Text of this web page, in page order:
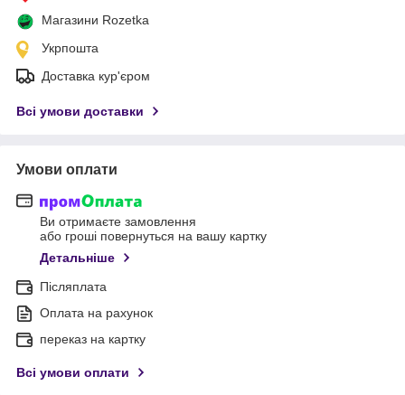
Магазини Rozetka
Укрпошта
Доставка кур'єром
Всі умови доставки
Умови оплати
Ви отримаєте замовлення
або гроші повернуться на вашу картку
Детальніше
Післяплата
Оплата на рахунок
переказ на картку
Всі умови оплати